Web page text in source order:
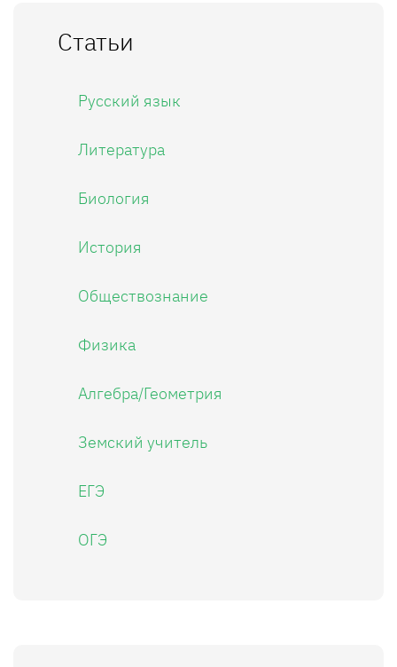
Статьи
Русский язык
Литература
Биология
История
Обществознание
Физика
Алгебра/Геометрия
Земский учитель
ЕГЭ
ОГЭ